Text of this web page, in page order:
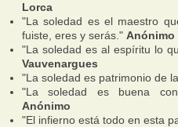
Lorca
"La soledad es el maestro
fuiste, eres y serás." Anónimo
"La soledad es al espíritu lo
Vauvenargues
"La soledad es patrimonio de
"La soledad es buena
Anónimo
"El infierno está todo en esta